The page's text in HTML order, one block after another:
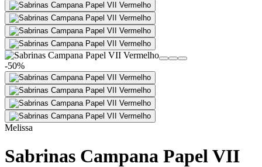
+de 36.000 reviews
-50%
Melissa
Sabrinas Campana Papel VII